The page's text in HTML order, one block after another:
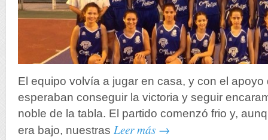
El equipo volvía a jugar en casa, y con el apoyo
esperaban conseguir la victoria y seguir
noble de la tabla. El partido comenzó frio y,
era bajo, nuestras Leer más →